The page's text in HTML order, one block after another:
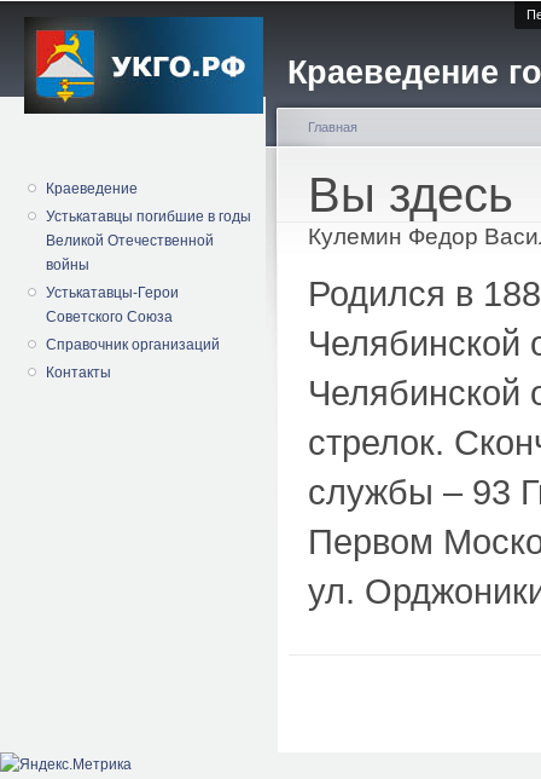
Краеведение
Краеведение
Устькатавцы погибшие в годы
Великой Отечественной
войны
Устькатавцы-Герои
Советского Союза
Справочник организаций
Контакты
Вы здесь
Главная
Кулемин Федор
Родился в
Челябинской
Челябинской
стрелок.
службы – 93
Первом
ул.